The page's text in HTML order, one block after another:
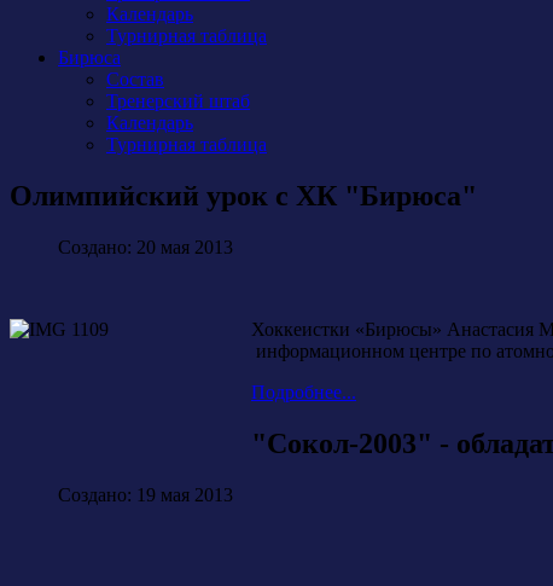
Календарь
Турнирная таблица
Бирюса
Состав
Тренерский штаб
Календарь
Турнирная таблица
Олимпийский урок с ХК "Бирюса"
Создано: 20 мая 2013
Хоккеистки «Бирюсы» Анастасия
информационном центре по
Подробнее...
"Сокол-2003" -
Создано: 19 мая 2013